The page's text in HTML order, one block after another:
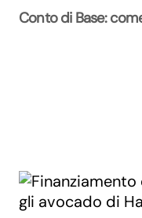
Conto di Base: